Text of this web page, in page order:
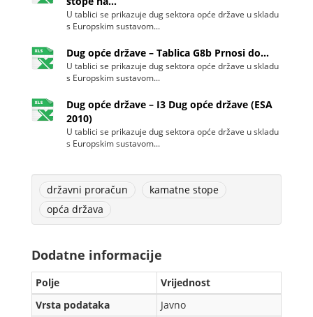
U tablici se prikazuje dug sektora opće države u skladu
s Europskim sustavom...
Dug opće države – Tablica G8b Prnosi do...
U tablici se prikazuje dug sektora opće države u skladu
s Europskim sustavom...
Dug opće države – I3 Dug opće države (ESA
2010)
U tablici se prikazuje dug sektora opće države u skladu
s Europskim sustavom...
državni proračun
kamatne stope
opća država
Dodatne informacije
Polje
Vrijednost
Vrsta podataka
Javno